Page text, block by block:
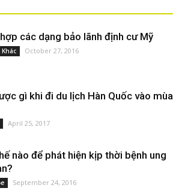
các dạng bảo lãnh định cư Mỹ
October 27, 2016
gì khi đi du lịch Hàn Quốc vào mùa
April 25, 2017
nào để phát hiện kịp thời bệnh ung
September 24, 2016